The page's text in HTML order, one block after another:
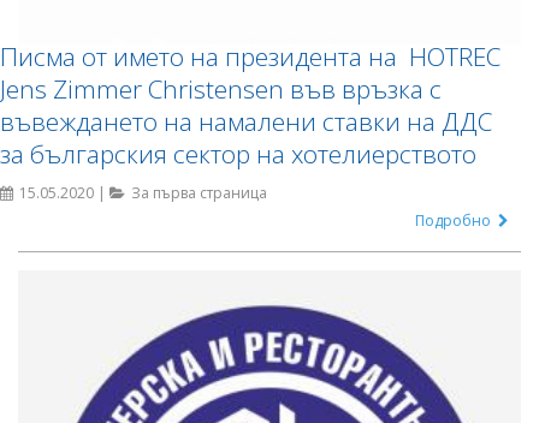
Писма от името на президента на HOTREC
Jens Zimmer Christensen във връзка с
въвеждането на намалени ставки на ДДС
за българския сектор на хотелиерството
15.05.2020 |
За първа страница
Подробно